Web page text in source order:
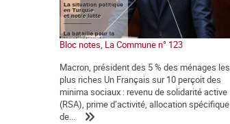
Bloc notes, La Commune n° 123
Macron, président des 5 % des ménages les
plus riches Un Français sur 10 perçoit des
minima sociaux : revenu de solidarité active
(RSA), prime d’activité, allocation spécifique
de...